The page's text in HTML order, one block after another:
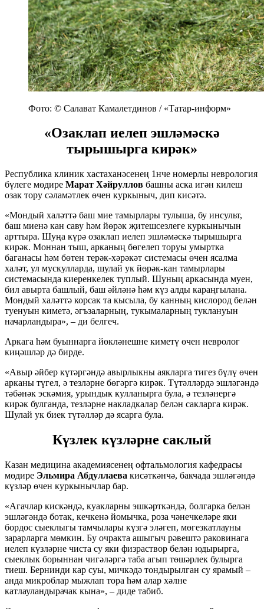
Фото: © Салават Камалетдинов / «Татар-информ»
«Озаклап иелеп эшләмәскә
тырышырга кирәк»
Республика клиник хастаханәсенең 1нче номерлы неврология
бүлеге мөдире Марат Хәйруллов башны аска игән килеш
озак тору сәламәтлек өчен куркыныч, дип кисәтә.
«Мондый халәттә баш мие тамырлары тулыша, бу инсульт,
баш миенә кан саву һәм йөрәк җитешсезлеге куркынычын
арттыра. Шуңа күрә озаклап иелеп эшләмәскә тырышырга
кирәк. Моннан тыш, арканың бөгелеп торуы умыртка
баганасы һәм бөтен терәк-хәрәкәт системасы өчен ясалма
халәт, ул мускулларда, шулай ук йөрәк-кан тамырлары
системасында киеренкелек туплый. Шуның аркасында муен,
бил авырта башлый, баш әйләнә һәм күз алды караңгылана.
Мондый халәттә корсак та кысыла, бу канның кислород белән
туенуын киметә, әгъзаларның, тукымаларның туклануын
начарландыра», – ди белгеч.
Аркага һәм буыннарга йөкләнешне киметү өчен невролог
киңәшләр дә бирде.
«Авыр әйбер күтәргәндә авырлыкны аякларга тигез бүлү өчен
арканы түгел, ә тезләрне бөгәргә кирәк. Түтәлләрдә эшләгәндә
тәбәнәк эскәмия, урындык кулланырга була, ә тезләнергә
кирәк булганда, тезләрне накладкалар белән сакларга кирәк.
Шулай ук биек түтәлләр дә ясарга була.
Күзлек күзләрне саклый
Казан медицина академиясенең офтальмология кафедрасы
мөдире Эльмира Абдуллаева кисәткәнчә, бакчада эшләгәндә
күзләр өчен куркынычлар бар.
«Агачлар кискәндә, куакларны эшкәрткәндә, болгарка белән
эшләгәндә ботак, кечкенә йомычка, роза чәнечкеләре яки
бордос сыеклыгы тамчылары күзгә эләгеп, мөгезкатлауны
зарарларга мөмкин. Бу очракта ашыгыч рәвештә раковинага
иелеп күзләрне чиста су яки физраствор белән юдырырга,
сыеклык борыннан чигәләргә таба агып төшәрлек булырга
тиеш. Бернинди кар суы, мичкәдә тондырылган су ярамый –
анда микроблар мыжлап тора һәм алар хәлне
катлауландырачак кына», – диде табиб.